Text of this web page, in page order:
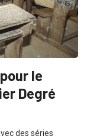
le
Degré
des séries